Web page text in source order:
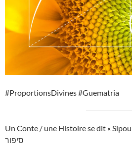
#ProportionsDivines #Guematria
Un Conte / une Histoire se dit «
סיפור